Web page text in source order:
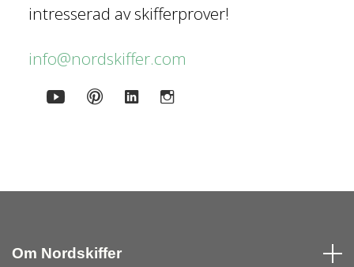
intresserad av skifferprover!
info@nordskiffer.com
Om Nordskiffer